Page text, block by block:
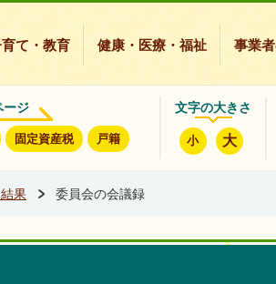
て・教育 健康・医療・福祉 事業
ージ
固定資産税 戸籍
文字の大きさ
小 大
果 委員会の会議録